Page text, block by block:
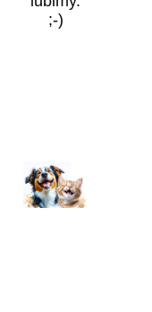
;-)